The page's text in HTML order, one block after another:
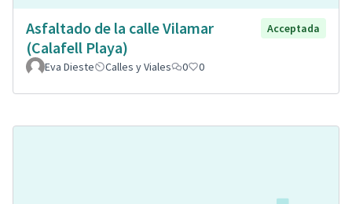
Asfaltado de la calle Vilamar
(Calafell Playa)
Acceptada
Eva Dieste Calles y Viales 0 0